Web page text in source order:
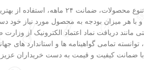
به عنوان یکی از بزرگترین فروشگاه تخصصی فروش فرش در
با هر میزان بودجه به محصول مورد نیاز خود
مانند دریافت نماد اعتماد الکترونیک از
تمامی گواهینامه ها و استاندارد های
ضمانت کیفیت و قیمت به دست خریداران عزیز